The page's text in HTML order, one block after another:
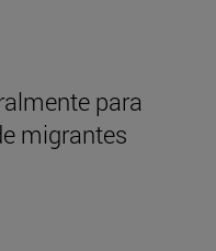
para
migrantes